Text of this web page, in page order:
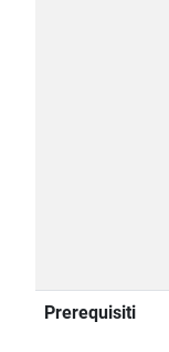
Prerequisiti